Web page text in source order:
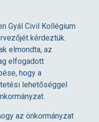
Gyál Civil Kollégium
kérdeztük.
elmondta, az
elfogadott
hogy a
lehetőséggel
az önkormányzat